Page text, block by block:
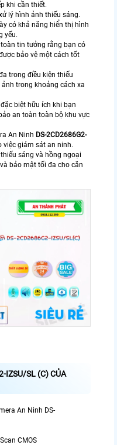
khi cần thiết.
lý hình ảnh thiếu sáng.
có khả năng hiển thị hình
yếu.
tin tưởng rằng bạn có
bảo vệ một cách tốt
trong điều kiện thiếu
trong khoảng cách xa
biệt hữu ích khi bạn
an toàn toàn bộ khu vực
An Ninh DS-2CD2686G2-
việc giám sát an ninh.
sáng và hồng ngoại
bảo mật tối đa cho căn
IZSU/SL (C) CỦA
An Ninh DS-
CMOS